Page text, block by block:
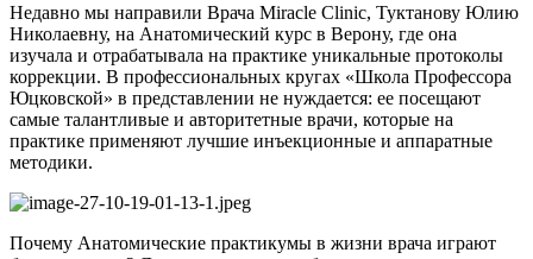
Недавно мы направили Врача Miracle Clinic, Туктанову Юлию
Николаевну, на Анатомический курс в Верону, где она
изучала и отрабатывала на практике уникальные протоколы
коррекции. В профессиональных кругах «Школа Профессора
Юцковской» в представлении не нуждается: ее посещают
самые талантливые и авторитетные врачи, которые на
практике применяют лучшие инъекционные и аппаратные
методики.
Почему Анатомические практикумы в жизни врача играют